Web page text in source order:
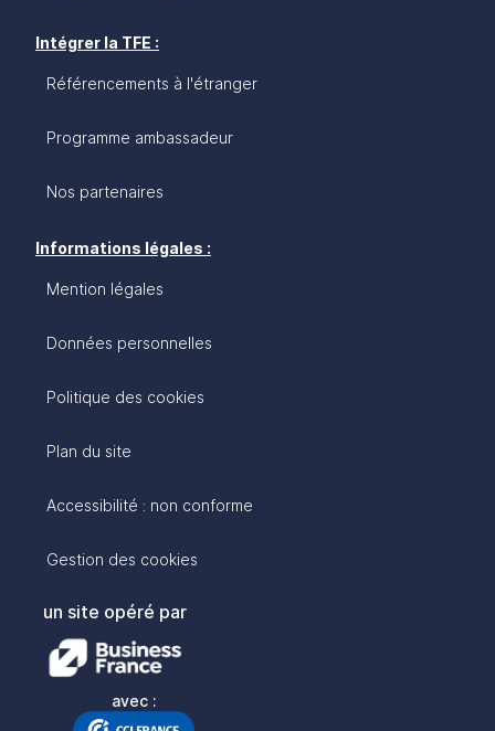
Intégrer la TFE :
Référencements à l'étranger
Programme ambassadeur
Nos partenaires
Informations légales :
Mention légales
Données personnelles
Politique des cookies
Plan du site
Accessibilité : non conforme
Gestion des cookies
un site opéré par
avec :